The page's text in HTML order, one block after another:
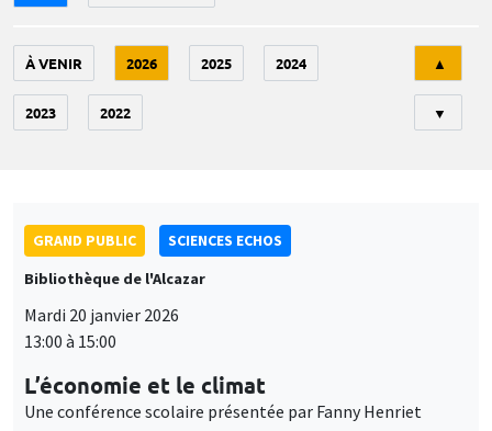
À VENIR 2026 2025 2024
2023 2022
▲
▼
GRAND PUBLIC
SCIENCES ECHOS
Bibliothèque de l'Alcazar
Mardi 20 janvier 2026
13:00 à 15:00
L’économie et le climat
Une conférence scolaire présentée par Fanny Henriet